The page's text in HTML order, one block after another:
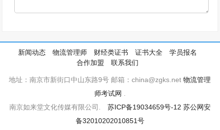
新闻动态 物流管理师 财经类证书 证书大全
学员报名
合作加盟
联系我们
地址：南京市新街口中山东路9号 邮箱：china@zgks.net物流管理
师考试网
南京如来堂文化传媒有限公司. 苏ICP备19034659号-12 苏公网安
备32010202010851号